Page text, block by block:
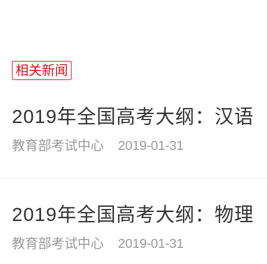
相关新闻
2019年全国高考大纲：汉语
教育部考试中心 2019-01-31
2019年全国高考大纲：物理
教育部考试中心 2019-01-31